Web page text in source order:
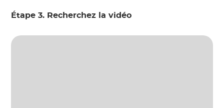
Étape 3. Recherchez la vidéo